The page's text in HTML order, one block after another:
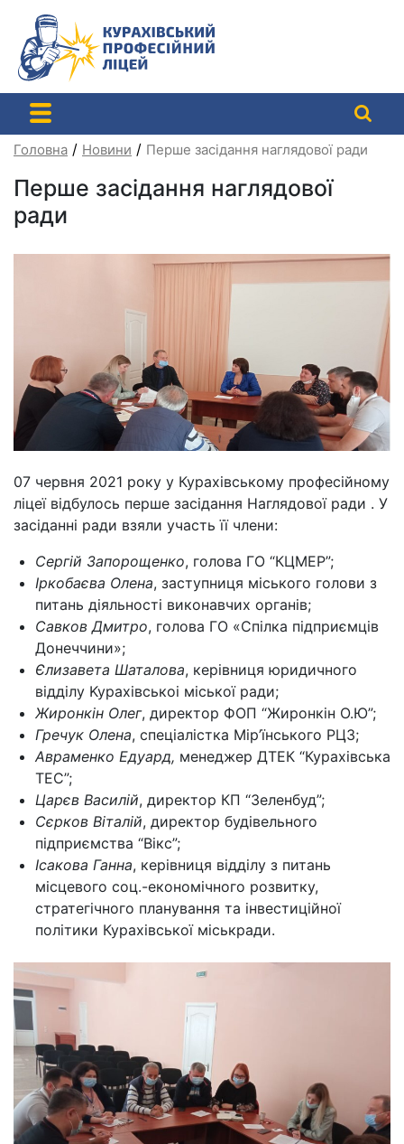
Перейти
контенту
Головна / Новини / Перше засідання наглядової ради
Перше засідання наглядової
ради
07 червня 2021 року у Курахівському професійному
ліцеї відбулось перше засідання Наглядової ради . У
засіданні ради взяли участь її члени:
Сергій Запорощенко, голова ГО “КЦМЕР”;
Іркобаєва Олена, заступниця міського голови з
питань діяльності виконавчих органів;
Савков Дмитро, голова ГО «Спілка підприємців
Донеччини»;
Єлизавета Шаталова, керівниця юридичного
вiддiлу Kypaxiвськоi міської ради;
Жиронкін Олег, директор ФОП “Жиронкін О.Ю”;
Гречук Олена, спеціалістка Мір’їнського РЦЗ;
Авраменко Едуард, менеджер ДТЕК “Курахівська
ТЕС”;
Царєв Василій, директор КП “Зеленбуд”;
Сєрков Віталій, директор будівельного
підприємства “Вікс”;
Ісакова Ганна, керівниця відділу з питань
місцевого соц.-економічного розвитку,
стратегічного планування та інвестиційної
політики Курахівської міськради.